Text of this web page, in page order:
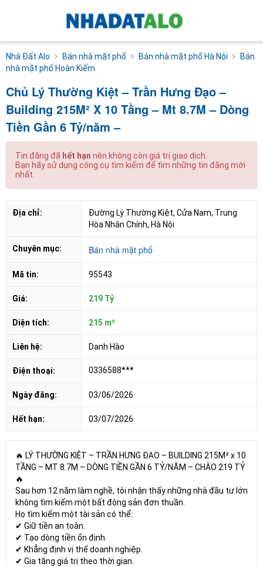
Nhà Đất Alo Bán nhà mặt phố Bán nhà mặt phố Hà Nội
Bán
nhà mặt phố Hoàn Kiếm
Chủ Lý Thường Kiệt – Trần Hưng Đạo –
Building 215M² X 10 Tầng – Mt 8.7M – Dòng
Tiền Gần 6 Tỷ/năm –
Tin đăng đã hết hạn nên không còn giá trị giao dịch.
Bạn hãy sử dụng công cụ tìm kiếm để tìm những tin đăng mới
nhất.
Địa chỉ:
Đường Lý Thường Kiệt, Cửa Nam, Trung
Hòa Nhân Chính, Hà Nội
Chuyên mục: Bán nhà mặt phố
Mã tin: 95543
Giá: 219 Tỷ
Diện tích: 215 m²
Liên hệ: Danh Hào
Điện thoại: 0336588***
Ngày đăng: 03/06/2026
Hết hạn: 03/07/2026
🔥 LÝ THƯỜNG KIỆT – TRẦN HƯNG ĐẠO – BUILDING 215M² x 10
TẦNG – MT 8.7M – DÒNG TIỀN GẦN 6 TỶ/NĂM – CHÀO 219 TỶ
🔥
Sau hơn 12 năm làm nghề, tôi nhận thấy những nhà đầu tư lớn
không tìm kiếm một bất động sản đơn thuần.
Họ tìm kiếm một tài sản có thể:
✔ Giữ tiền an toàn.
✔ Tạo dòng tiền ổn định.
✔ Khẳng định vị thế doanh nghiệp.
✔ Gia tăng giá trị theo thời gian.